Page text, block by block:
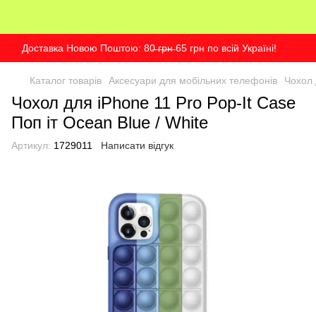
Доставка Новою Поштою: 80̶ ̶г̶р̶н̶ 65 грн по всій Україні!
Каталог товарів Аксесуари для мобільних телефонів Чохол
Чохол для iPhone 11 Pro Pop-It Case
Поп іт Ocean Blue / White
Артикул: 1729011 Написати відгук